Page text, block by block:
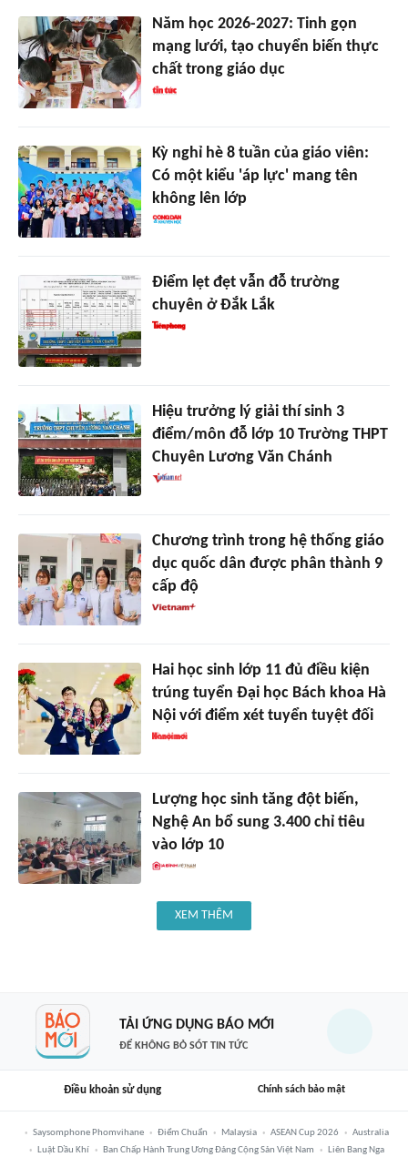
Năm học 2026-2027: Tinh gọn
mạng lưới, tạo chuyển biến thực
chất trong giáo dục
Kỳ nghỉ hè 8 tuần của giáo viên:
Có một kiểu 'áp lực' mang tên
không lên lớp
Điểm lẹt đẹt vẫn đỗ trường
chuyên ở Đắk Lắk
Hiệu trưởng lý giải thí sinh 3
điểm/môn đỗ lớp 10 Trường THPT
Chuyên Lương Văn Chánh
Chương trình trong hệ thống giáo
dục quốc dân được phân thành 9
cấp độ
Hai học sinh lớp 11 đủ điều kiện
trúng tuyển Đại học Bách khoa Hà
Nội với điểm xét tuyển tuyệt đối
Lượng học sinh tăng đột biến,
Nghệ An bổ sung 3.400 chỉ tiêu
vào lớp 10
XEM THÊM
TẢI ỨNG DỤNG BÁO MỚI
ĐỂ KHÔNG BỎ SÓT TIN TỨC
Điều khoản sử dụng Chính sách bảo mật
Saysomphone Phomvihane Điểm Chuẩn Malaysia ASEAN Cup 2026
Australia
Luật Dầu Khí
Ban Chấp Hành Trung Ương Đảng Cộng Sản Việt Nam Liên Bang Nga